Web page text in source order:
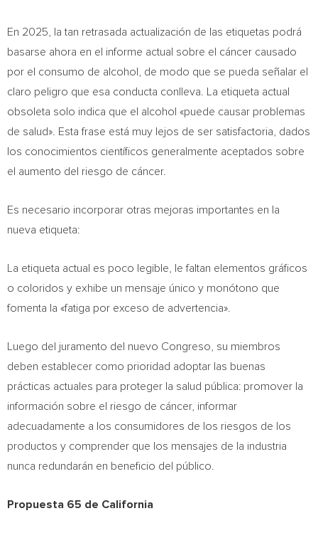
En 2025, la tan retrasada actualización de las etiquetas podrá
basarse ahora en el informe actual sobre el cáncer causado
por el consumo de alcohol, de modo que se pueda señalar el
claro peligro que esa conducta conlleva. La etiqueta actual
obsoleta solo indica que el alcohol «puede causar problemas
de salud». Esta frase está muy lejos de ser satisfactoria, dados
los conocimientos científicos generalmente aceptados sobre
el aumento del riesgo de cáncer.
Es necesario incorporar otras mejoras importantes en la
nueva etiqueta:
La etiqueta actual es poco legible, le faltan elementos gráficos
o coloridos y exhibe un mensaje único y monótono que
fomenta la «fatiga por exceso de advertencia».
Luego del juramento del nuevo Congreso, su miembros
deben establecer como prioridad adoptar las buenas
prácticas actuales para proteger la salud pública: promover la
información sobre el riesgo de cáncer, informar
adecuadamente a los consumidores de los riesgos de los
productos y comprender que los mensajes de la industria
nunca redundarán en beneficio del público.
Propuesta 65 de California